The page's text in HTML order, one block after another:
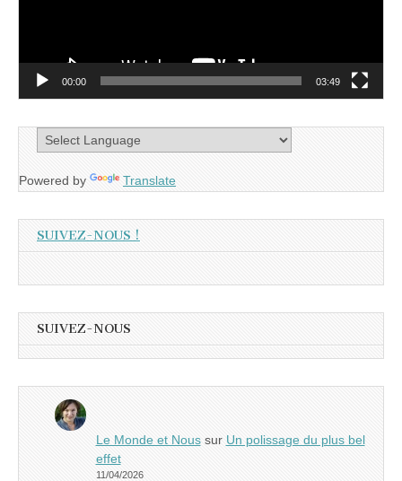
00:00 03:49
Powered by Translate
SUIVEZ-NOUS !
SUIVEZ-NOUS
Le Monde et Noussur Un polissage du plus bel
effet
11/04/2026